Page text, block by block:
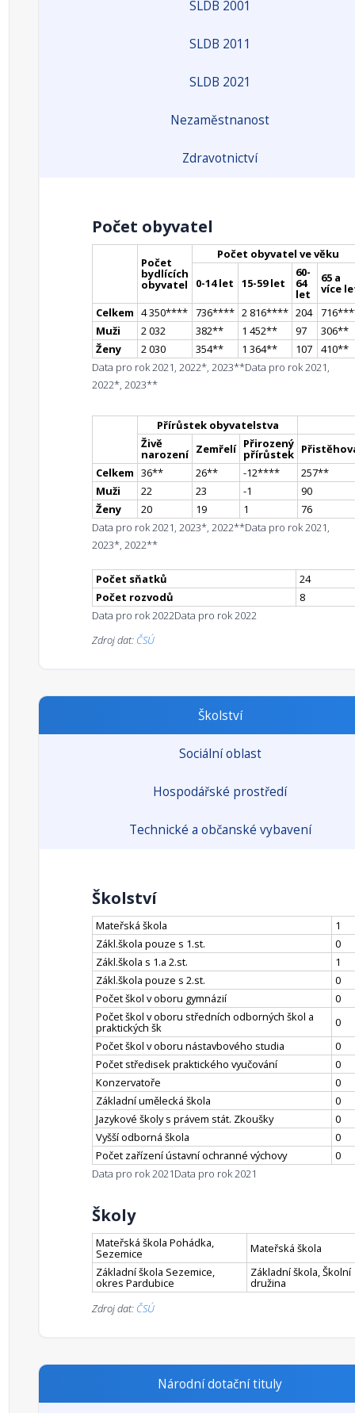
SLDB 2001
SLDB 2011
SLDB 2021
Nezaměstnanost
Zdravotnictví
Počet obyvatel
Počet
bydlících
obyvatel
Počet obyvatel ve věku
0-14 let 15-59 let
60-
64
let
65 a
více
Celkem 4 350**** 736**** 2 816**** 204 716**
Muži
2 032 382** 1 452** 97 306**
Ženy
2 030 354** 1 364** 107 410**
Data pro rok 2021, 2022*, 2023**Data pro rok 2021,
2022*, 2023**
Přírůstek obyvatelstva
Živě
narození Zemřelí Přirozený
přírůstek
Celkem 36** 26** -12**** 257**
Muži
22 23 -1
90
Ženy
20 19 1
76
Data pro rok 2021, 2023*, 2022**Data pro rok 2021,
2023*, 2022**
Počet sňatků
24
Počet rozvodů
8
Data pro rok 2022Data pro rok 2022
Zdroj dat: ČSÚ
Školství
Sociální oblast
Hospodářské prostředí
Technické a občanské vybavení
Školství
Mateřská škola
1
Zákl.škola pouze s 1.st.
0
Zákl.škola s 1.a 2.st.
1
Zákl.škola pouze s 2.st.
0
Počet škol v oboru gymnázií
0
Počet škol v oboru středních odborných škol a
praktických šk
0
Počet škol v oboru nástavbového studia
0
Počet středisek praktického vyučování
0
Konzervatoře
0
Základní umělecká škola
0
Jazykové školy s právem stát. Zkoušky
0
Vyšší odborná škola
0
Počet zařízení ústavní ochranné výchovy
0
Data pro rok 2021Data pro rok 2021
Školy
Mateřská škola Pohádka,
Sezemice
Mateřská škola
Základní škola Sezemice,
okres Pardubice
Základní škola, Školní
družina
Zdroj dat: ČSÚ
Národní dotační tituly